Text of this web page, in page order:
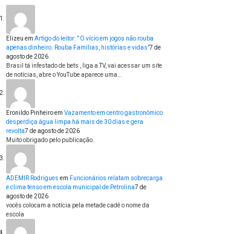
Elizeu em Artigo do leitor: ” O vício em jogos não rouba
apenas dinheiro. Rouba Famílias, histórias e vidas”7 de
agosto de 2026
Brasil tá infestado de bets , liga a TV, vai acessar um site
de notícias, abre o YouTube aparece uma…
Eronildo Pinheiroem Vazamento em centro gastronômico
desperdiça água limpa há mais de 30 dias e gera
revolta7 de agosto de 2026
Muito obrigado pelo publicação.
ADEMIR Rodrigues em Funcionários relatam sobrecarga
e clima tenso em escola municipal de Petrolina7 de
agosto de 2026
vocês colocam a notícia pela metade cadê o nome da
escola